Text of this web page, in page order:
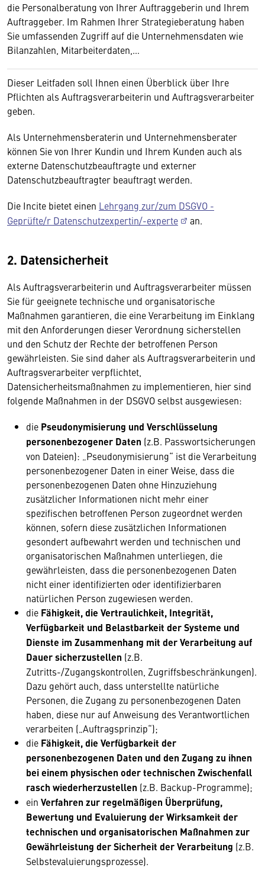
die Personalberatung von Ihrer Auftraggeberin und Ihrem
Auftraggeber. Im Rahmen Ihrer Strategieberatung haben
Sie umfassenden Zugriff auf die Unternehmensdaten wie
Bilanzahlen, Mitarbeiterdaten,…
Dieser Leitfaden soll Ihnen einen Überblick über Ihre
Pflichten als Auftragsverarbeiterin und Auftragsverarbeiter
geben.
Als Unternehmensberaterin und Unternehmensberater
können Sie von Ihrer Kundin und Ihrem Kunden auch als
externe Datenschutzbeauftragte und externer
Datenschutzbeauftragter beauftragt werden.
Die Incite bietet einen Lehrgang zur/zum DSGVO -
Geprüfte/r Datenschutzexpertin/-experte
an.
2. Datensicherheit
Als Auftragsverarbeiterin und Auftragsverarbeiter müssen
Sie für geeignete technische und organisatorische
Maßnahmen garantieren, die eine Verarbeitung im Einklang
mit den Anforderungen dieser Verordnung sicherstellen
und den Schutz der Rechte der betroffenen Person
gewährleisten. Sie sind daher als Auftragsverarbeiterin und
Auftragsverarbeiter verpflichtet,
Datensicherheitsmaßnahmen zu implementieren, hier sind
folgende Maßnahmen in der DSGVO selbst ausgewiesen:
die Pseudonymisierung und Verschlüsselung
personenbezogener Daten (z.B. Passwortsicherungen
von Dateien): „Pseudonymisierung“ ist die Verarbeitung
personenbezogener Daten in einer Weise, dass die
personenbezogenen Daten ohne Hinzuziehung
zusätzlicher Informationen nicht mehr einer
spezifischen betroffenen Person zugeordnet werden
können, sofern diese zusätzlichen Informationen
gesondert aufbewahrt werden und technischen und
organisatorischen Maßnahmen unterliegen, die
gewährleisten, dass die personenbezogenen Daten
nicht einer identifizierten oder identifizierbaren
natürlichen Person zugewiesen werden.
die Fähigkeit, die Vertraulichkeit, Integrität,
Verfügbarkeit und Belastbarkeit der Systeme und
Dienste im Zusammenhang mit der Verarbeitung auf
Dauer sicherzustellen (z.B.
Zutritts-/Zugangskontrollen, Zugriffsbeschränkungen).
Dazu gehört auch, dass unterstellte natürliche
Personen, die Zugang zu personenbezogenen Daten
haben, diese nur auf Anweisung des Verantwortlichen
verarbeiten („Auftragsprinzip“);
die Fähigkeit, die Verfügbarkeit der
personenbezogenen Daten und den Zugang zu ihnen
bei einem physischen oder technischen Zwischenfall
rasch wiederherzustellen (z.B. Backup-Programme);
ein Verfahren zur regelmäßigen Überprüfung,
Bewertung und Evaluierung der Wirksamkeit der
technischen und organisatorischen Maßnahmen zur
Gewährleistung der Sicherheit der Verarbeitung (z.B.
Selbstevaluierungsprozesse).